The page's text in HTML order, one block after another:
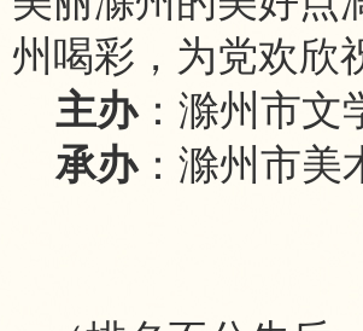
州喝彩，为党欢欣
主办：滁州市文
承办：滁州市美